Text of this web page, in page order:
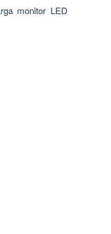
monitor LED